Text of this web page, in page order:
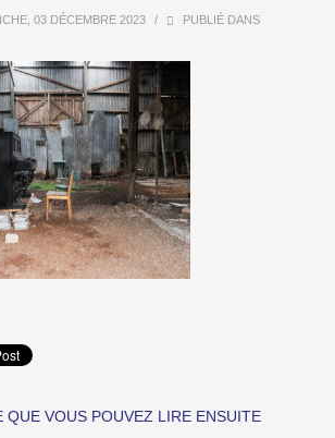
03 DÉCEMBRE 2023 / PUBLIÉ DANS
QUE VOUS POUVEZ LIRE ENSUITE